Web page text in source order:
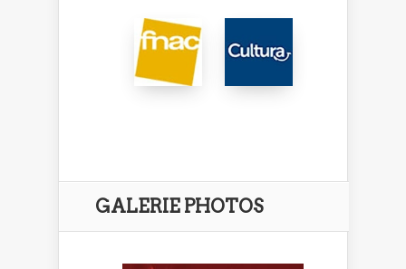
GALERIE PHOTOS